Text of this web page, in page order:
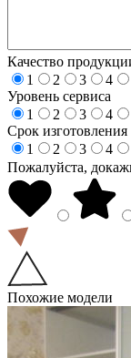
Качество
1
2 3 4
Уровень сервиса
1
2 3 4
Срок изготовления
1
2 3 4
Пожалуйста,
Похожие модели